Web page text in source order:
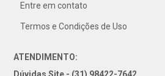
Entre em contato
Termos e Condições de Uso
ATENDIMENTO: